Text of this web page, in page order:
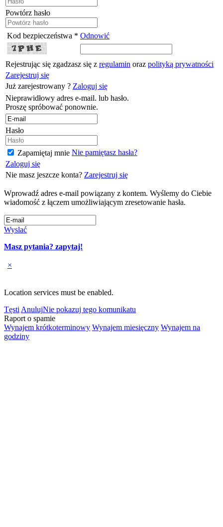
Powtórz hasło
Kod bezpieczeństwa * Odnowić
Rejestrując się zgadzasz się z regulamin oraz polityką prywatności
Zarejestruj się
Już zarejestrowany ? Zaloguj się
Nieprawidłowy adres e-mail. lub hasło.
Proszę spróbować ponownie.
Hasło
Zapamiętaj mnie Nie pamiętasz hasła?
Zaloguj się
Nie masz jeszcze konta? Zarejestruj się
Wprowadź adres e-mail powiązany z kontem. Wyślemy do Ciebie
wiadomość z łączem umożliwiającym zresetowanie hasła.
Wyslać
Masz pytania? zapytaj!
×
Location services must be enabled.
Tęsti AnulujNie pokazuj tego komunikatu
Raport o spamie
Wynajem krótkoterminowy Wynajem miesięczny Wynajem na
godziny